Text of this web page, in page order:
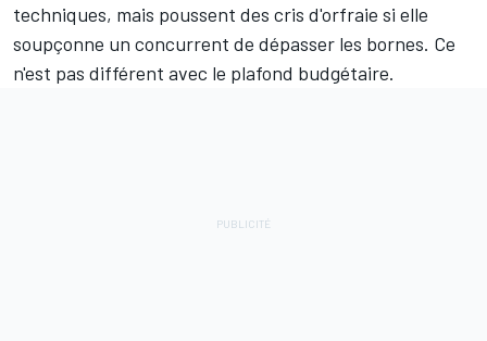
techniques, mais poussent des cris d'orfraie si elle
soupçonne un concurrent de dépasser les bornes. Ce
n'est pas différent avec le plafond budgétaire.